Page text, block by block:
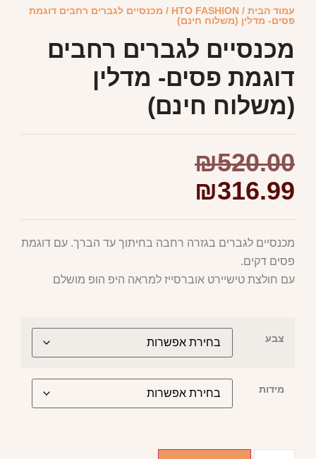
עמוד הבית /
HTO FASHION / מכנסיים לגברים רחבים דוגמת
פסים- מדלין (משלוח חינם)
מכנסיים לגברים רחבים
דוגמת פסים- מדלין
(משלוח חינם)
₪520.00
₪316.99
מכנסיים לגברים בגזרה רחבה בחיתוך עד הברך. עם דוגמת
פסים דקים.
עם חולצת טישיירט אוברסייז למראה היפ הופ מושלם
צבע
מידות